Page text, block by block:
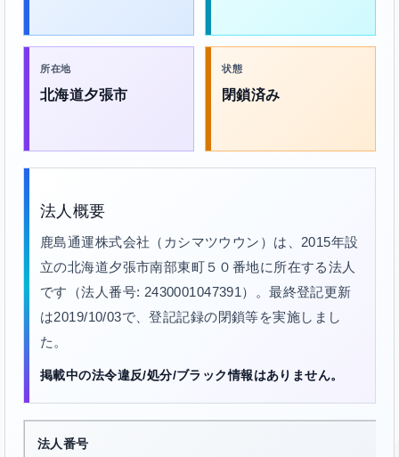
所在地
北海道夕張市
状態
閉鎖済み
法人概要
鹿島通運株式会社（カシマツウウン）は、2015年設
立の北海道夕張市南部東町５０番地に所在する法人
です（法人番号: 2430001047391）。最終登記更新
は2019/10/03で、登記記録の閉鎖等を実施しまし
た。
掲載中の法令違反/処分/ブラック情報はありません。
法人番号